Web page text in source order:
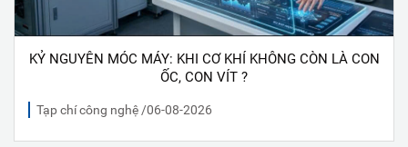
KỶ NGUYÊN MÓC MÁY: KHI CƠ KHÍ KHÔNG CÒN LÀ CON
ỐC, CON VÍT ?
Tạp chí công nghệ /06-08-2026